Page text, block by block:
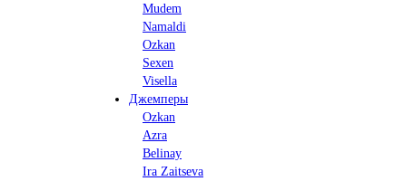
Mudem
Namaldi
Ozkan
Sexen
Visella
Джемперы
Ozkan
Azra
Belinay
Ira Zaitseva